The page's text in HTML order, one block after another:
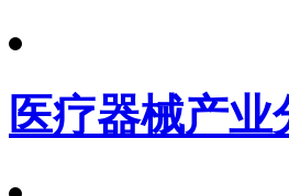
医疗器械产业